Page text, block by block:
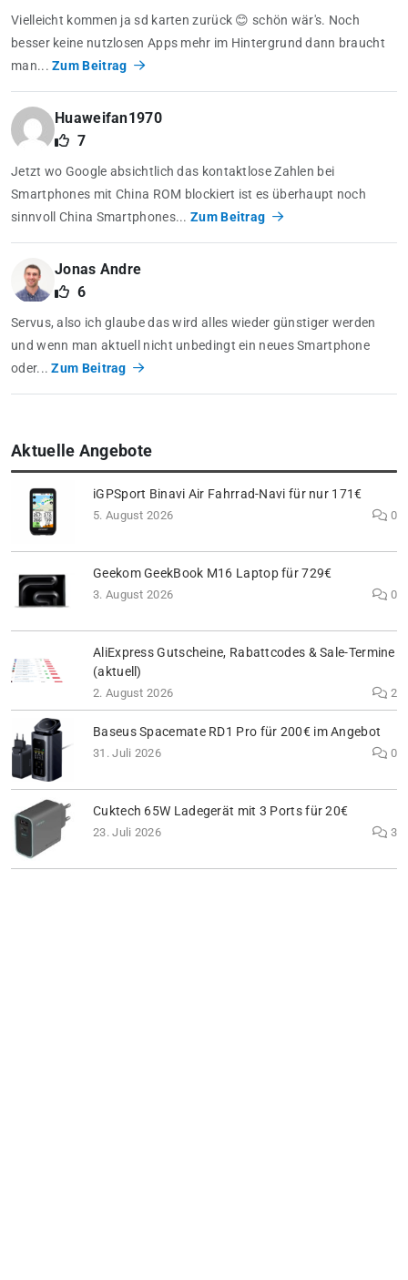
Vielleicht kommen ja sd karten zurück 😊 schön wär's. Noch
besser keine nutzlosen Apps mehr im Hintergrund dann braucht
man...Zum Beitrag
Huaweifan1970
7
Jetzt wo Google absichtlich das kontaktlose Zahlen bei
Smartphones mit China ROM blockiert ist es überhaupt noch
sinnvoll China Smartphones...Zum Beitrag
Jonas Andre
6
Servus, also ich glaube das wird alles wieder günstiger werden
und wenn man aktuell nicht unbedingt ein neues Smartphone
oder...Zum Beitrag
Aktuelle Angebote
iGPSport Binavi Air Fahrrad-Navi für nur 171€
5. August 2026 0
Geekom GeekBook M16 Laptop für 729€
3. August 2026 0
AliExpress Gutscheine, Rabattcodes & Sale-Termine
(aktuell)
2. August 2026 2
Baseus Spacemate RD1 Pro für 200€ im Angebot
31. Juli 2026 0
Cuktech 65W Ladegerät mit 3 Ports für 20€
23. Juli 2026 3